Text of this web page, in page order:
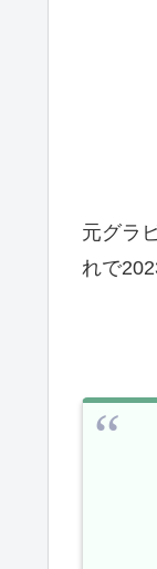
元グラ
れで